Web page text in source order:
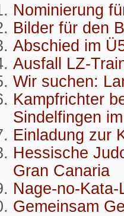
Nominierung
Bilder für den
Abschied im
Ausfall LZ-
Wir suchen:
Kampfrichter
Sindelfingen
Einladung zur
Hessische
Gran Canaria
Nage-no-
Gemeinsam